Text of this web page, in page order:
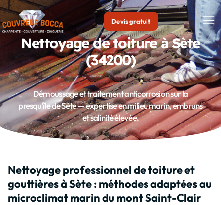
Devis gratuit
Nettoyage de toiture à Sète
(34200)
Démoussage et traitement anticorrosion sur la
presqu'île de Sète — expertise en milieu marin, embruns
et salinité élevée.
Nettoyage professionnel de toiture et
gouttières à Sète : méthodes adaptées au
microclimat marin du mont Saint-Clair